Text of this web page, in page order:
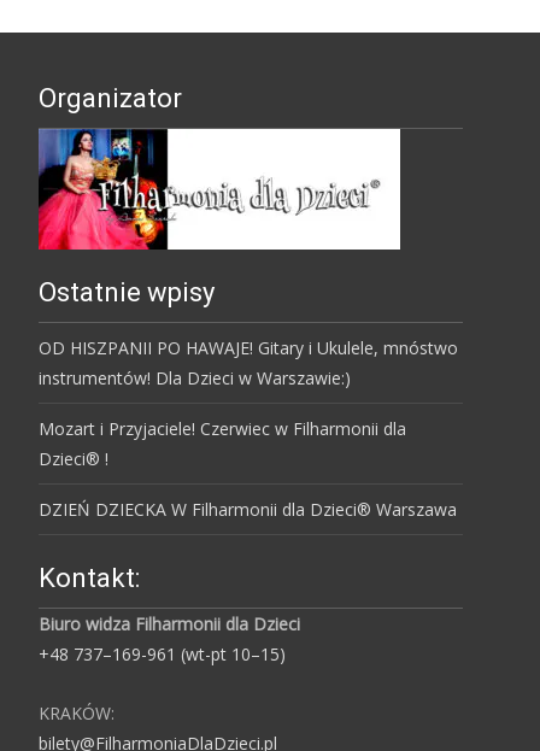
Organizator
Ostatnie wpisy
OD HISZPANII PO HAWAJE! Gitary i Ukulele, mnóstwo
instrumentów! Dla Dzieci w Warszawie:)
Mozart i Przyjaciele! Czerwiec w Filharmonii dla
Dzieci® !
DZIEŃ DZIECKA W Filharmonii dla Dzieci® Warszawa
Kontakt:
Biuro widza Filharmonii dla Dzieci
+48 737–169-961 (wt-pt 10–15)
KRAKÓW:
bilety@FilharmoniaDlaDzieci.pl